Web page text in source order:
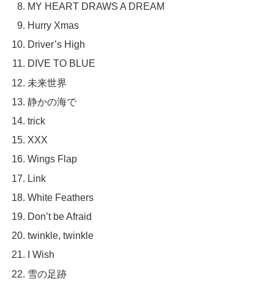
MY HEART DRAWS A DREAM
Hurry Xmas
Driver’s High
DIVE TO BLUE
未来世界
静かの海で
trick
XXX
Wings Flap
Link
White Feathers
Don’t be Afraid
twinkle, twinkle
I Wish
雪の足跡